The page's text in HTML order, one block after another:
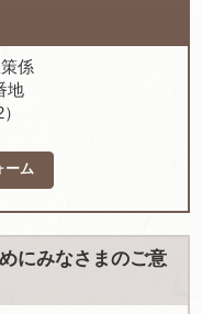
係
地
ーム
にみなさまのご意